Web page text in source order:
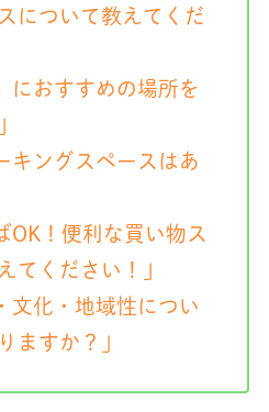
について教えてくだ
におすすめの場所を
キングスペースはあ
OK！便利な買い物ス
てください！」
文化・地域性につい
ますか？」